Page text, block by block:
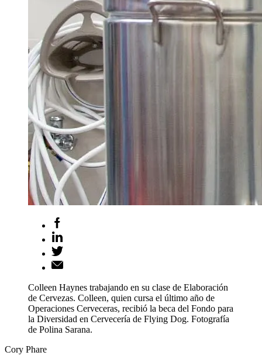
Colleen Haynes trabajando en su clase de Elaboración
de Cervezas. Colleen, quien cursa el último año de
Operaciones Cerveceras, recibió la beca del Fondo para
la Diversidad en Cervecería de Flying Dog. Fotografía
de Polina Sarana.
Cory Phare